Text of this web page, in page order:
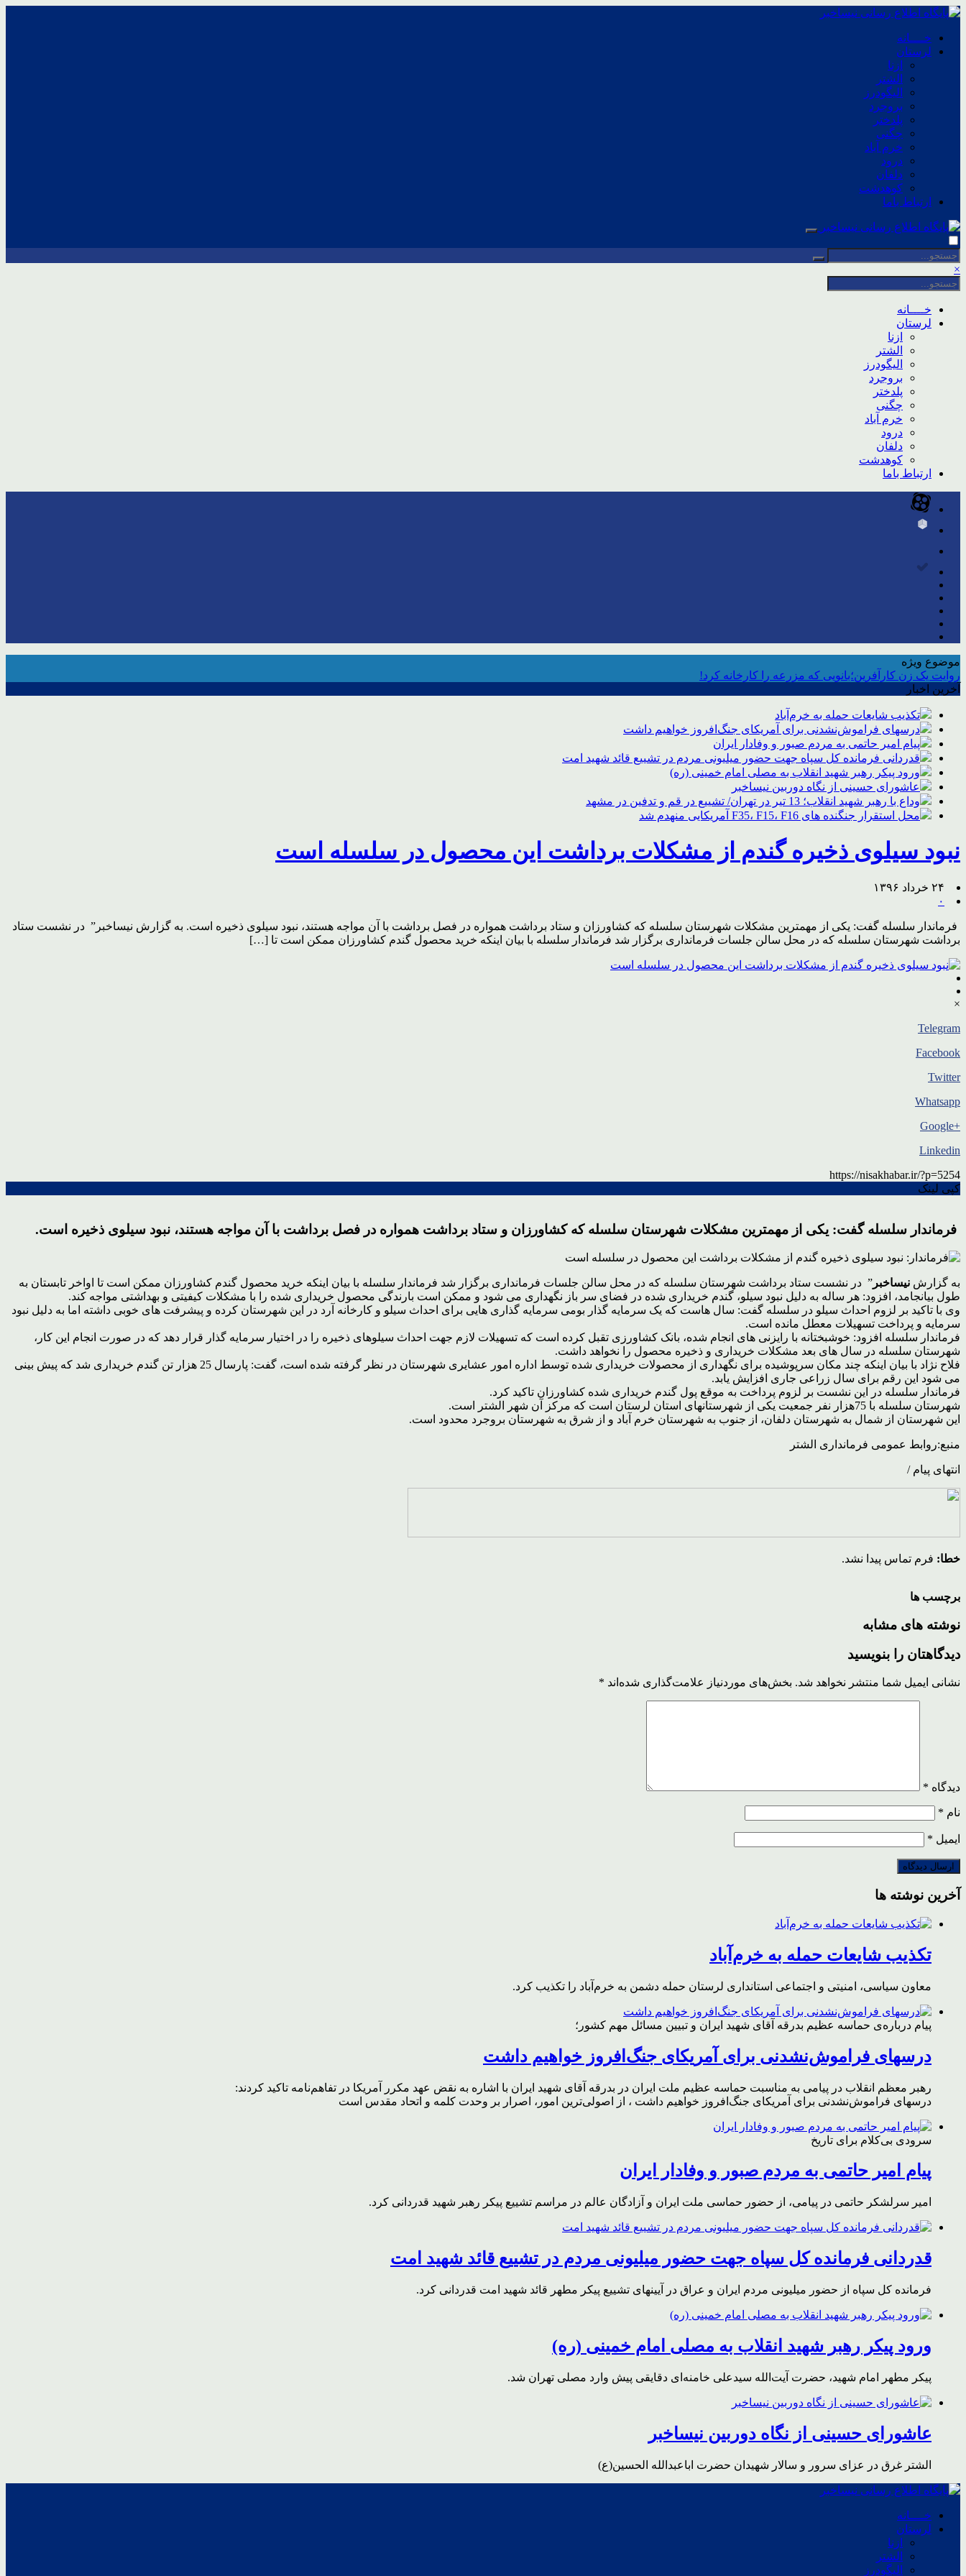
خــــانه
لرستان
ازنا
الشتر
الیگودرز
بروجرد
پلدختر
چگنی
خرم آباد
درود
دلفان
کوهدشت
ارتباط باما
×
خــــانه
لرستان
ازنا
الشتر
الیگودرز
بروجرد
پلدختر
چگنی
خرم آباد
درود
دلفان
کوهدشت
ارتباط باما
موضوع ویژه
روایت یک زن کارآفرین؛بانویی که مزرعه را کارخانه کرد!
آخرین اخبار
تکذیب شایعات حمله به خرم‌آباد
درسهای فراموش‌نشدنی برای آمریکای جنگ‌افروز خواهیم داشت
پیام امیر حاتمی به مردم صبور و وفادار ایران
قدردانی فرمانده کل سپاه جهت حضور میلیونی مردم در تشییع قائد شهید امت
ورود پیکر رهبر شهید انقلاب به مصلی امام خمینی (ره)
عاشورای حسینی از نگاه دوربین نیساخبر
وداع با رهبر شهید انقلاب؛ 13 تیر در تهران/ تشییع در قم و تدفین در مشهد
محل استقرار جنگنده های F35، F15، F16 آمریکایی منهدم شد
نبود سیلوی ذخیره گندم از مشکلات برداشت این محصول در سلسله است
۲۴ خرداد ۱۳۹۶
۰
فرماندار سلسله گفت: یکی از مهمترین مشکلات شهرستان سلسله که کشاورزان و ستاد برداشت همواره در فصل برداشت با آن مواجه هستند، نبود سیلوی ذخیره است. به گزارش نیساخبر” در نشست ستاد
برداشت شهرستان سلسله که در محل سالن جلسات فرمانداری برگزار شد فرماندار سلسله با بیان اینکه خرید محصول گندم کشاورزان ممکن است تا […]
×
Telegram
Facebook
Twitter
Whatsapp
+Google
Linkedin
https://nisakhabar.ir/?p=5254
کپی لینک
فرماندار سلسله گفت: یکی از مهمترین مشکلات شهرستان سلسله که کشاورزان و ستاد برداشت همواره در فصل برداشت با آن مواجه هستند، نبود سیلوی ذخیره است.
به گزارش نیساخبر ” در نشست ستاد برداشت شهرستان سلسله که در محل سالن جلسات فرمانداری برگزار شد فرماندار سلسله با بیان اینکه خرید محصول گندم کشاورزان ممکن است تا اواخر تابستان به
طول بیانجامد، افزود: هر ساله به دلیل نبود سیلو، گندم خریداری شده در فضای سر باز نگهداری می شود و ممکن است بارندگی محصول خریداری شده را با مشکلات کیفیتی و بهداشتی مواجه کند.
وی با تاکید بر لزوم احداث سیلو در سلسله گفت: سال هاست که یک سرمایه گذار بومی سرمایه گذاری هایی برای احداث سیلو و کارخانه آرد در این شهرستان کرده و پیشرفت های خوبی داشته اما به دلیل نبود
سرمایه و پرداخت تسهیلات معطل مانده است.
فرماندار سلسله افزود: خوشبختانه با رایزنی های انجام شده، بانک کشاورزی تقبل کرده است که تسهیلات لازم جهت احداث سیلوهای ذخیره را در اختیار سرمایه گذار قرار دهد که در صورت انجام این کار،
شهرستان سلسله در سال های بعد مشکلات خریداری و ذخیره محصول را نخواهد داشت.
فلاح نژاد با بیان اینکه چند مکان سرپوشیده برای نگهداری از محصولات خریداری شده توسط اداره امور عشایری شهرستان در نظر گرفته شده است، گفت: پارسال 25 هزار تن گندم خریداری شد که پیش بینی
می شود این رقم برای سال زراعی جاری افزایش یابد.
فرماندار سلسله در این نشست بر لزوم پرداخت به موقع پول گندم خریداری شده کشاورزان تاکید کرد.
شهرستان سلسله با 75هزار نفر جمعیت یکی از شهرستانهای استان لرستان است که مرکز آن شهر الشتر است.
این شهرستان از شمال به شهرستان دلفان، از جنوب به شهرستان خرم آباد و از شرق به شهرستان بروجرد محدود است.
منبع:روابط عمومی فرمانداری الشتر
انتهای پیام /
خطا: فرم تماس پیدا نشد.
برچسب ها
نوشته های مشابه
دیدگاهتان را بنویسید
نشانی ایمیل شما منتشر نخواهد شد. بخش‌های موردنیاز علامت‌گذاری شده‌اند *
دیدگاه *
نام *
ایمیل *
آخرین نوشته ها
تکذیب شایعات حمله به خرم‌آباد
معاون سیاسی، امنیتی و اجتماعی استانداری لرستان حمله دشمن به خرم‌آباد را تکذیب کرد.
پیام درباره‌ی حماسه عظیم بدرقه آقای شهید ایران و تبیین مسائل مهم کشور؛
درسهای فراموش‌نشدنی برای آمریکای جنگ‌افروز خواهیم داشت
رهبر معظم انقلاب در پیامی به مناسبت حماسه عظیم ملت ایران در بدرقه آقای شهید ایران با اشاره به نقض عهد مکرر آمریکا در تفاهم‌نامه تاکید کردند:
درسهای فراموش‌نشدنی برای آمریکای جنگ‌افروز خواهیم داشت ، از اصولی‌ترین امور، اصرار بر وحدت کلمه و اتحاد مقدس است
سرودی بی‌کلام برای تاریخ
پیام امیر حاتمی به مردم صبور و وفادار ایران
امیر سرلشکر حاتمی در پیامی، از حضور حماسی ملت ایران و آزادگان عالم در مراسم تشییع پیکر رهبر شهید قدردانی کرد.
قدردانی فرمانده کل سپاه جهت حضور میلیونی مردم در تشییع قائد شهید امت
فرمانده کل سپاه از حضور میلیونی مردم ایران و عراق در آیینهای تشییع پیکر مطهر قائد شهید امت قدردانی کرد.
ورود پیکر رهبر شهید انقلاب به مصلی امام خمینی (ره)
پیکر مطهر امام شهید،‌ حضرت آیت‌الله سیدعلی خامنه‌ای دقایقی پیش وارد مصلی تهران شد.
عاشورای حسینی از نگاه دوربین نیساخبر
الشتر غرق در عزای سرور و سالار شهیدان حضرت اباعبدالله الحسین(ع)
خــــانه
لرستان
ازنا
الشتر
الیگودرز